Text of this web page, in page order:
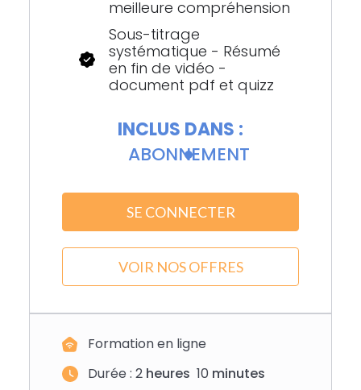
meilleure compréhension
Sous-titrage
systématique - Résumé
en fin de vidéo -
document pdf et quizz
INCLUS DANS :
ABONNEMENT
SE CONNECTER
VOIR NOS OFFRES
Formation en ligne
Durée : 2 heures 10 minutes